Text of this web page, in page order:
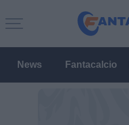
News Fantacalcio